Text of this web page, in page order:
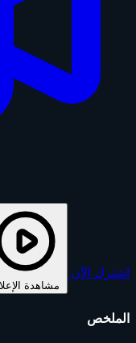
اشترك الآن
مشاهدة
الملخص